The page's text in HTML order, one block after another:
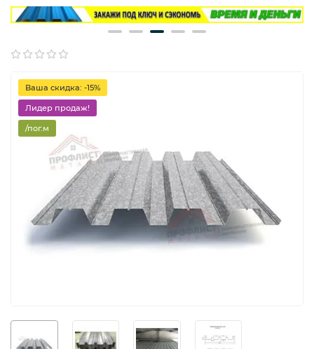
Ваша скидка: -15%
Лидер продаж!
/пог.м